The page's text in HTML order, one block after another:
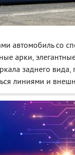
автомобиль со
арки,
заднего вида,
линиями и